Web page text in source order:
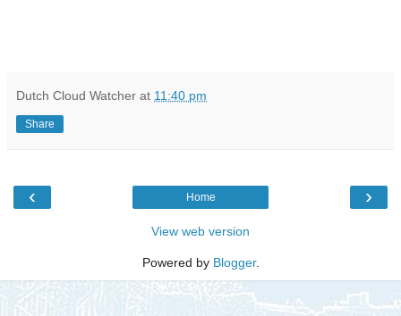
Dutch Cloud Watcher at 11:40 pm
Share
‹ ›
Home
View web version
Powered by Blogger.